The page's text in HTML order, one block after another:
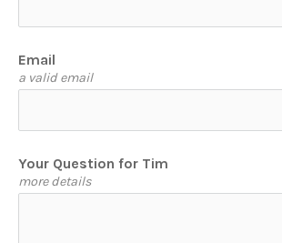
Email
a valid email
Your Question for Tim
more details